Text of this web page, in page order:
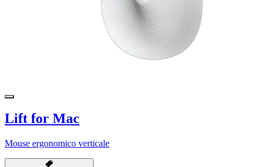
Lift for Mac
Mouse ergonomico verticale